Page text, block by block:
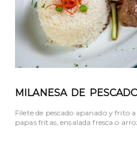
MILANESA DE
Filete de pescado apanado y frito
papas fritas, ensalada fresca o